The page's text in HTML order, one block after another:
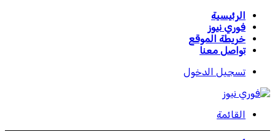
الرئيسية
فوري نيوز
خريطة الموقع
تواصل معنا
تسجيل الدخول
القائمة